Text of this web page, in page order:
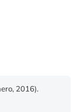
2016).